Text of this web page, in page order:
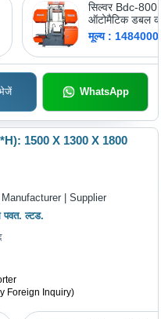
सिल्वर Bdc-800
ऑटोमैटिक डबल
मशीन (बिना पुशर
मूल्य :
WhatsApp
1500 X 1300 X 1800
Manufacturer | Supplier
पवत. ल्टड.
Foreign Inquiry)